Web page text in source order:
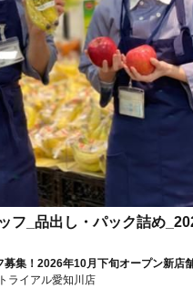
フ_品出し・パック詰め
募集！2026年10月下旬オープン新店
者◎
ライアル愛知川店